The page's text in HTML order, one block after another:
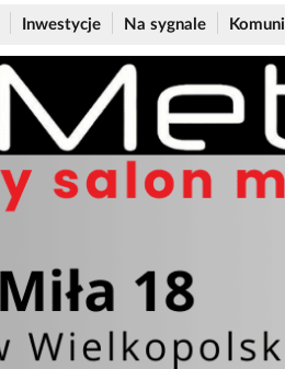
Inwestycje Na sygnale